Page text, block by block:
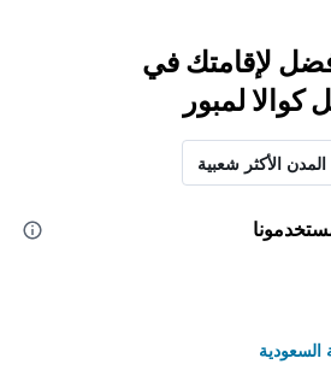
لإقامتك في
لمبور
المدن الأكثر شعبية
السعودية